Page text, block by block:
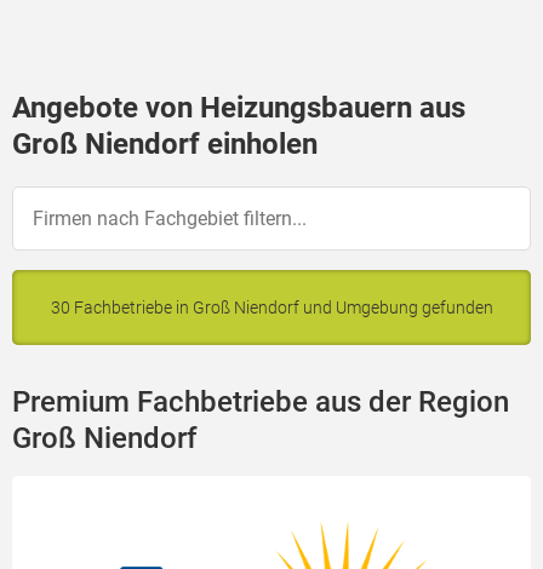
Angebote von Heizungsbauern aus
Groß Niendorf einholen
30 Fachbetriebe in Groß Niendorf und Umgebung gefunden
Premium Fachbetriebe aus der Region
Groß Niendorf